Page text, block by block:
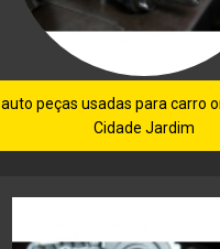
auto peças usadas para carro
Cidade Jardim